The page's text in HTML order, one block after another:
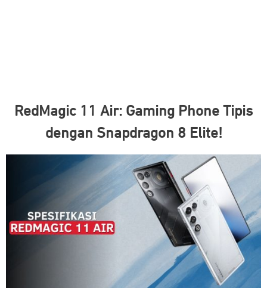
RedMagic 11 Air: Gaming Phone Tipis
dengan Snapdragon 8 Elite!